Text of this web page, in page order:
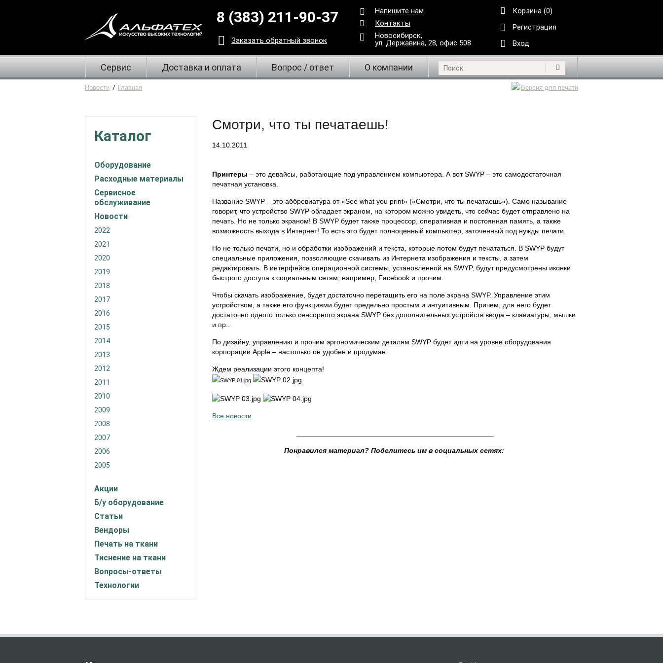
8 (383) 211-90-37
Заказать обратный звонок
Напишите нам
Контакты
Новосибирск,
ул. Державина, 28, офис 508
Корзина (0)
Регистрация
Вход
Сервис Доставка и оплата Вопрос / ответ О компании
Новости / Главная Версия для печати
Каталог
Оборудование
Расходные материалы
Сервисное
обслуживание
Новости
2022
2021
2020
2019
2018
2017
2016
2015
2014
2013
2012
2011
2010
2009
2008
2007
2006
2005
Акции
Б/у оборудование
Статьи
Вендоры
Печать на ткани
Тиснение на ткани
Вопросы-ответы
Технологии
Смотри, что ты печатаешь!
14.10.2011
Принтеры – это девайсы, работающие под управлением компьютера. А вот SWYP – это самодостаточная
печатная установка.
Название SWYP – это аббревиатура от «See what you print» («Смотри, что ты печатаешь»). Само называние
говорит, что устройство SWYP обладает экраном, на котором можно увидеть, что сейчас будет отправлено на
печать. Но не только экраном! В SWYP будет также процессор, оперативная и постоянная память, а также
возможность выхода в Интернет! То есть это будет полноценный компьютер, заточенный под нужды печати.
Но не только печати, но и обработки изображений и текста, которые потом будут печататься. В SWYP будут
специальные приложения, позволяющие скачивать из Интернета изображения и тексты, а затем
редактировать. В интерфейсе операционной системы, установленной на SWYP, будут предусмотрены иконки
быстрого доступа к социальным сетям, например, Facebook и прочим.
Чтобы скачать изображение, будет достаточно перетащить его на поле экрана SWYP. Управление этим
устройством, а также его функциями будет предельно простым и интуитивным. Причем, для него будет
достаточно одного только сенсорного экрана SWYP без дополнительных устройств ввода – клавиатуры, мышки
и пр..
По дизайну, управлению и прочим эргономическим деталям SWYP будет идти на уровне оборудования
корпорации Apple – настолько он удобен и продуман.
Ждем реализации этого концепта!
Все новости
Понравился материал? Поделитесь им в социальных сетях: